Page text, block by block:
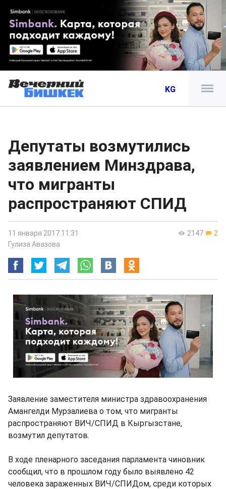
KG
Депутаты возмутились
заявлением Минздрава,
что мигранты
распространяют СПИД
2147 2
11 января 2017 11:31
Гулиза Авазова
Заявление заместителя министра здравоохранения
Амангелди Мурзалиева о том, что мигранты
распространяют ВИЧ/СПИД в Кыргызстане,
возмутил депутатов.
В ходе пленарного заседания парламента чиновник
сообщил, что в прошлом году было выявлено 42
человека зараженных ВИЧ/СПИДом, среди которых